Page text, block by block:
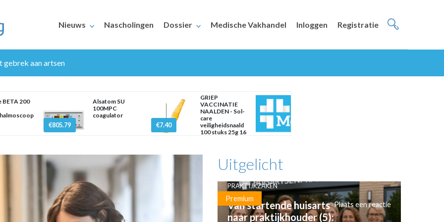
Nieuws Nascholingen Dossier Medische Vakhandel Inloggen Registratie
gebrek aan artsen
BETA 200
€805.79
Alsatom SU
100MPC
coagulator
€7.40
GRIEP
VACCINATIE
NAALDEN - Sol-
care
veiligheidsnaald
100 stuks 25g 16
Uitgelicht
Premium
PRAKTIJKZAKEN
Van startende huisarts
naar praktijkhouder (5):
Plaats een reactie